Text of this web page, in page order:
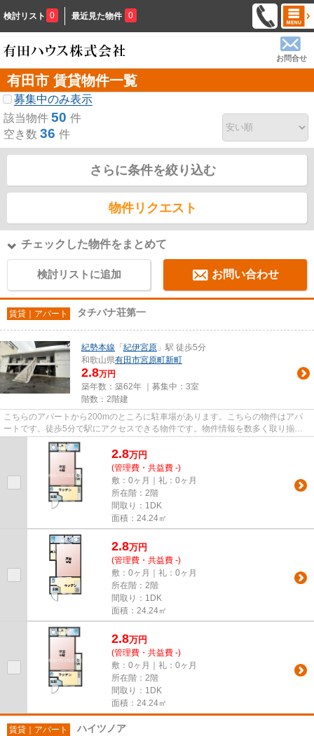
検討リスト 0 最近見た物件 0
お問合せ
有田市 賃貸物件一覧
募集中のみ表示
該当物件 50 件
空き数 36 件
さらに条件を絞り込む
物件リクエスト
チェックした物件をまとめて
検討リストに追加 お問い合わせ
賃貸｜アパート タチバナ荘第一
紀勢本線 「 紀伊宮原 」駅 徒歩5分
和歌山県有田市宮原町新町
2.8万円
築年数：築62年 ｜募集中： 3室
階数：2階建
こちらのアパートから200mのところに駐車場があります。こちらの物件はアパ
ートです。徒歩5分で駅にアクセスできる物件です。物件情報を数多く取り揃え
ている有田ハウスは、お客様のラ...
2.8万円
(管理費・共益費 -)
敷：0ヶ月｜礼：0ヶ月
所在階：2階
間取り：1DK
面積：24.24㎡
2.8万円
(管理費・共益費 -)
敷：0ヶ月｜礼：0ヶ月
所在階：2階
間取り：1DK
面積：24.24㎡
2.8万円
(管理費・共益費 -)
敷：0ヶ月｜礼：0ヶ月
所在階：2階
間取り：1DK
面積：24.24㎡
賃貸｜アパート ハイツノア